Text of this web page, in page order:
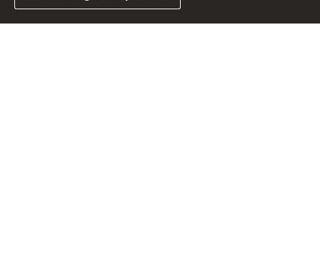
Link zum Landesportal